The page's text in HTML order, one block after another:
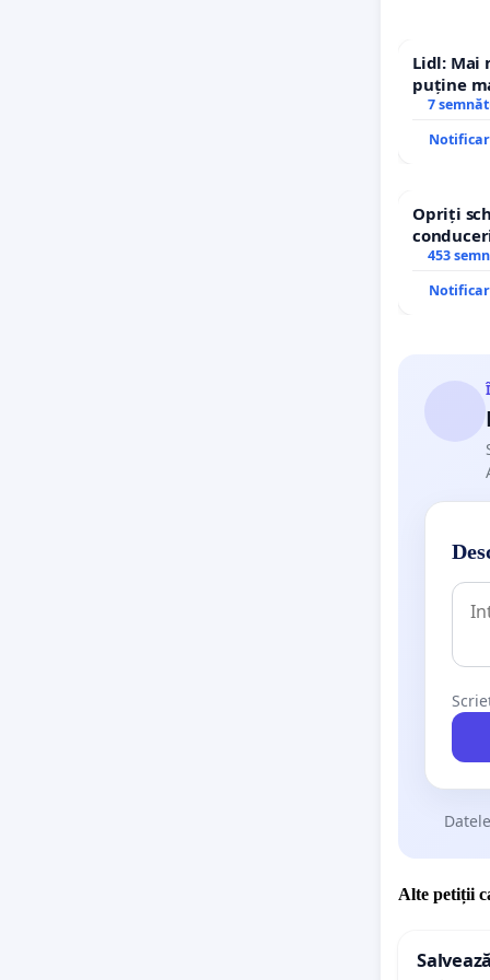
Lidl: Mai
puține
7
Opriți
453
Alte petiții